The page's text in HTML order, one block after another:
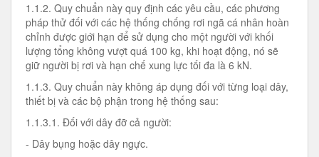
1.1.2. Quy chuẩn này quy định các yêu cầu, các phương
pháp thử đối với các hệ thống chống rơi ngã cá nhân hoàn
chỉnh được giới hạn để sử dụng cho một người với khối
lượng tổng không vượt quá 100 kg, khi hoạt động, nó sẽ
giữ người bị rơi và hạn chế xung lực tối đa là 6 kN.
1.1.3. Quy chuẩn này không áp dụng đối với từng loại dây,
thiết bị và các bộ phận trong hệ thống sau:
1.1.3.1. Đối với dây đỡ cả người:
- Dây bụng hoặc dây ngực.